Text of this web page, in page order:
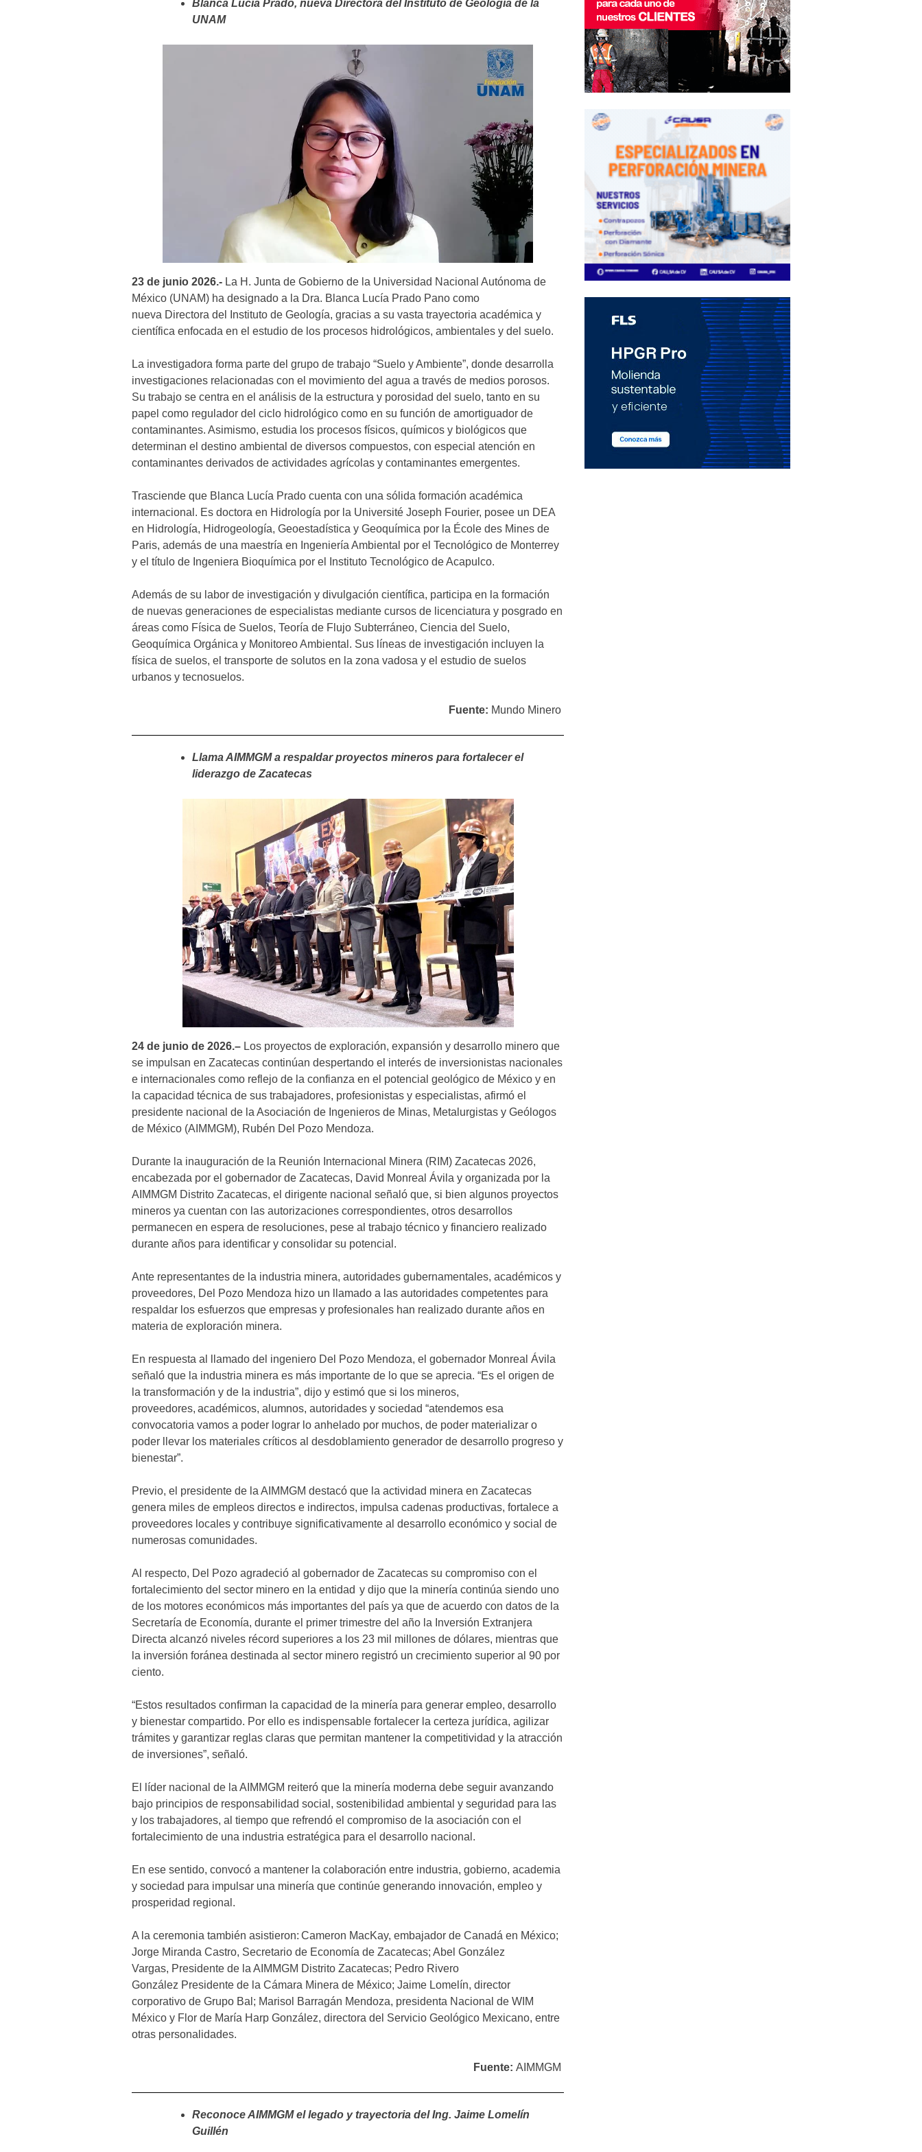
Blanca Lucía Prado, nueva Directora del Instituto de Geología de la
UNAM
23 de junio 2026.- La H. Junta de Gobierno de la Universidad Nacional Autónoma de
México (UNAM) ha designado a la Dra. Blanca Lucía Prado Pano como
nueva Directora del Instituto de Geología, gracias a su vasta trayectoria académica y
científica enfocada en el estudio de los procesos hidrológicos, ambientales y del suelo.
La investigadora forma parte del grupo de trabajo “Suelo y Ambiente”, donde desarrolla
investigaciones relacionadas con el movimiento del agua a través de medios porosos.
Su trabajo se centra en el análisis de la estructura y porosidad del suelo, tanto en su
papel como regulador del ciclo hidrológico como en su función de amortiguador de
contaminantes. Asimismo, estudia los procesos físicos, químicos y biológicos que
determinan el destino ambiental de diversos compuestos, con especial atención en
contaminantes derivados de actividades agrícolas y contaminantes emergentes.
Trasciende que Blanca Lucía Prado cuenta con una sólida formación académica
internacional. Es doctora en Hidrología por la Université Joseph Fourier, posee un DEA
en Hidrología, Hidrogeología, Geoestadística y Geoquímica por la École des Mines de
Paris, además de una maestría en Ingeniería Ambiental por el Tecnológico de Monterrey
y el título de Ingeniera Bioquímica por el Instituto Tecnológico de Acapulco.
Además de su labor de investigación y divulgación científica, participa en la formación
de nuevas generaciones de especialistas mediante cursos de licenciatura y posgrado en
áreas como Física de Suelos, Teoría de Flujo Subterráneo, Ciencia del Suelo,
Geoquímica Orgánica y Monitoreo Ambiental. Sus líneas de investigación incluyen la
física de suelos, el transporte de solutos en la zona vadosa y el estudio de suelos
urbanos y tecnosuelos.
Fuente: Mundo Minero
Llama AIMMGM a respaldar proyectos mineros para fortalecer el
liderazgo de Zacatecas
24 de junio de 2026.– Los proyectos de exploración, expansión y desarrollo minero que
se impulsan en Zacatecas continúan despertando el interés de inversionistas nacionales
e internacionales como reflejo de la confianza en el potencial geológico de México y en
la capacidad técnica de sus trabajadores, profesionistas y especialistas, afirmó el
presidente nacional de la Asociación de Ingenieros de Minas, Metalurgistas y Geólogos
de México (AIMMGM), Rubén Del Pozo Mendoza.
Durante la inauguración de la Reunión Internacional Minera (RIM) Zacatecas 2026,
encabezada por el gobernador de Zacatecas, David Monreal Ávila y organizada por la
AIMMGM Distrito Zacatecas, el dirigente nacional señaló que, si bien algunos proyectos
mineros ya cuentan con las autorizaciones correspondientes, otros desarrollos
permanecen en espera de resoluciones, pese al trabajo técnico y financiero realizado
durante años para identificar y consolidar su potencial.
Ante representantes de la industria minera, autoridades gubernamentales, académicos y
proveedores, Del Pozo Mendoza hizo un llamado a las autoridades competentes para
respaldar los esfuerzos que empresas y profesionales han realizado durante años en
materia de exploración minera.
En respuesta al llamado del ingeniero Del Pozo Mendoza, el gobernador Monreal Ávila
señaló que la industria minera es más importante de lo que se aprecia. “Es el origen de
la transformación y de la industria”, dijo y estimó que si los mineros,
proveedores, académicos, alumnos, autoridades y sociedad “atendemos esa
convocatoria vamos a poder lograr lo anhelado por muchos, de poder materializar o
poder llevar los materiales críticos al desdoblamiento generador de desarrollo progreso y
bienestar”.
Previo, el presidente de la AIMMGM destacó que la actividad minera en Zacatecas
genera miles de empleos directos e indirectos, impulsa cadenas productivas, fortalece a
proveedores locales y contribuye significativamente al desarrollo económico y social de
numerosas comunidades.
Al respecto, Del Pozo agradeció al gobernador de Zacatecas su compromiso con el
fortalecimiento del sector minero en la entidad y dijo que la minería continúa siendo uno
de los motores económicos más importantes del país ya que de acuerdo con datos de la
Secretaría de Economía, durante el primer trimestre del año la Inversión Extranjera
Directa alcanzó niveles récord superiores a los 23 mil millones de dólares, mientras que
la inversión foránea destinada al sector minero registró un crecimiento superior al 90 por
ciento.
“Estos resultados confirman la capacidad de la minería para generar empleo, desarrollo
y bienestar compartido. Por ello es indispensable fortalecer la certeza jurídica, agilizar
trámites y garantizar reglas claras que permitan mantener la competitividad y la atracción
de inversiones”, señaló.
El líder nacional de la AIMMGM reiteró que la minería moderna debe seguir avanzando
bajo principios de responsabilidad social, sostenibilidad ambiental y seguridad para las
y los trabajadores, al tiempo que refrendó el compromiso de la asociación con el
fortalecimiento de una industria estratégica para el desarrollo nacional.
En ese sentido, convocó a mantener la colaboración entre industria, gobierno, academia
y sociedad para impulsar una minería que continúe generando innovación, empleo y
prosperidad regional.
A la ceremonia también asistieron: Cameron MacKay, embajador de Canadá en México;
Jorge Miranda Castro, Secretario de Economía de Zacatecas; Abel González
Vargas, Presidente de la AIMMGM Distrito Zacatecas; Pedro Rivero
González Presidente de la Cámara Minera de México; Jaime Lomelín, director
corporativo de Grupo Bal; Marisol Barragán Mendoza, presidenta Nacional de WIM
México y Flor de María Harp González, directora del Servicio Geológico Mexicano, entre
otras personalidades.
Fuente: AIMMGM
Reconoce AIMMGM el legado y trayectoria del Ing. Jaime Lomelín
Guillén